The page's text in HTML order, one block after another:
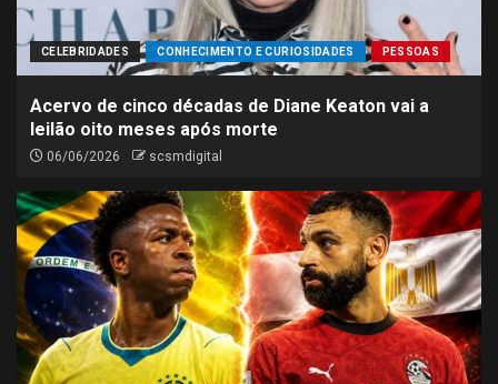
CELEBRIDADES CONHECIMENTO E CURIOSIDADES PESSOAS
Acervo de cinco décadas de Diane Keaton vai a
leilão oito meses após morte
06/06/2026 scsmdigital